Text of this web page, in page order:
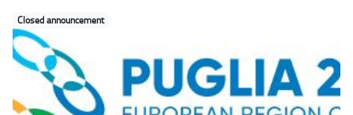
Closed announcement